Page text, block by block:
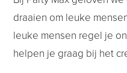
draaien om leuke
leuke mensen regel je
helpen je graag bij het